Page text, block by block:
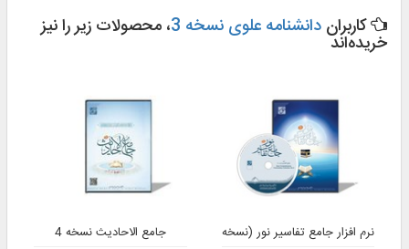
کاربران دانشنامه علوی نسخه 3 ، محصولات زیر را نیز
خریده‌اند
نرم افزار جامع تفاسیر نور (نسخه 4)
جامع الاحادیث نسخه 4